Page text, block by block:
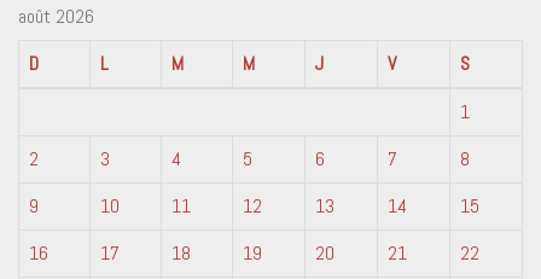
août 2026
D
L M M J V
S
1
2
3 4 5 6 7
8
9
10 11 12 13 14
15
16
17 18 19 20 21
22